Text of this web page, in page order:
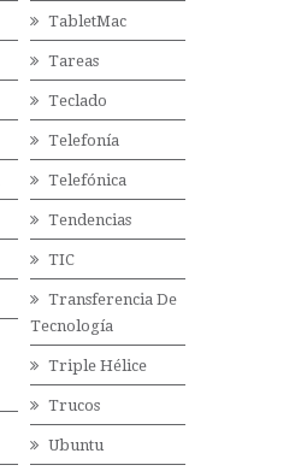
TabletMac
Tareas
Teclado
Telefonía
Telefónica
Tendencias
TIC
Transferencia De
Tecnología
Triple Hélice
Trucos
Ubuntu